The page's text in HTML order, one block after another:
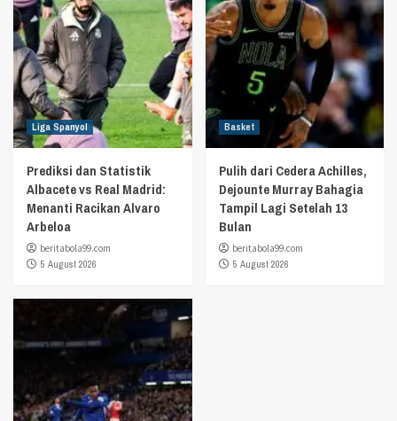
Liga Spanyol
Prediksi dan Statistik
Albacete vs Real Madrid:
Menanti Racikan Alvaro
Arbeloa
beritabola99.com
5 August 2026
Basket
Pulih dari Cedera Achilles,
Dejounte Murray Bahagia
Tampil Lagi Setelah 13
Bulan
beritabola99.com
5 August 2026